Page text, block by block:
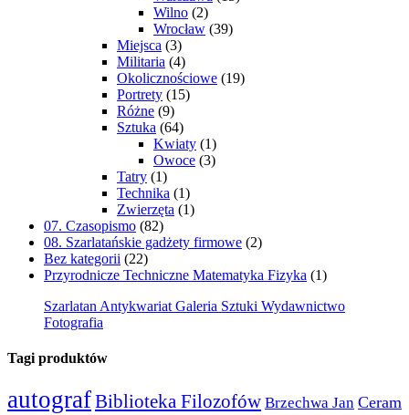
Wilno (2)
Wrocław (39)
Miejsca (3)
Militaria (4)
Okolicznościowe (19)
Portrety (15)
Różne (9)
Sztuka (64)
Kwiaty (1)
Owoce (3)
Tatry (1)
Technika (1)
Zwierzęta (1)
07. Czasopismo (82)
08. Szarlatańskie gadżety firmowe (2)
Bez kategorii (22)
Przyrodnicze Techniczne Matematyka Fizyka (1)
Szarlatan Antykwariat Galeria Sztuki Wydawnictwo
Fotografia
Tagi produktów
autografBiblioteka Filozofów Brzechwa Jan Ceram